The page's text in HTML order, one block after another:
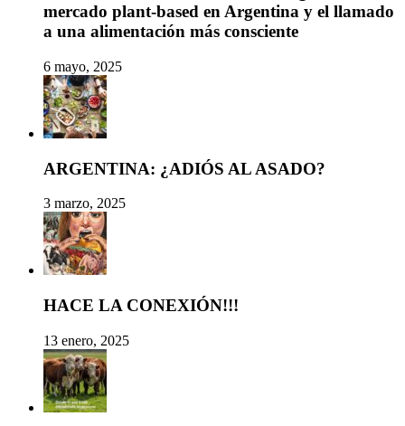
mercado plant-based en Argentina y el llamado
a una alimentación más consciente
6 mayo, 2025
ARGENTINA: ¿ADIÓS AL ASADO?
3 marzo, 2025
HACE LA CONEXIÓN!!!
13 enero, 2025